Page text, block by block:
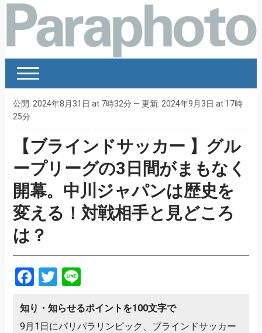
公開: 2024年8月31日 at 7時32分 — 更新: 2024年9月3日 at 17時
25分
【ブラインドサッカー 】グル
ープリーグの3日間がまもなく
開幕。中川ジャパンは歴史を
変える！対戦相手と見どころ
は？
Facebook
Twitter
Line
知り・知らせるポイントを100文字で
9月1日にパリパラリンピック、ブラインドサッカー